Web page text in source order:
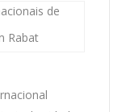
Rabat